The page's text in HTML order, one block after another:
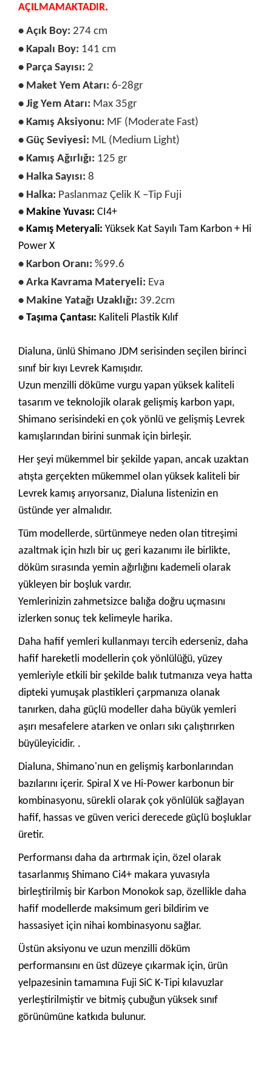
AÇILMAMAKTADIR.
• Açık Boy: 274 cm
• Kapalı Boy: 141 cm
• Parça Sayısı: 2
• Maket Yem Atarı: 6-28gr
• Jig Yem Atarı: Max 35gr
• Kamış Aksiyonu: MF (Moderate Fast)
• Güç Seviyesi: ML (Medium Light)
• Kamış Ağırlığı: 125 gr
• Halka Sayısı: 8
• Halka: Paslanmaz Çelik K –Tip Fuji
• Makine Yuvası: CI4+
• Kamış Meteryali: Yüksek Kat Sayılı Tam Karbon + Hi
Power X
• Karbon Oranı: %99.6
• Arka Kavrama Materyeli: Eva
• Makine Yatağı Uzaklığı: 39.2cm
• Taşıma Çantası: Kaliteli Plastik Kılıf
Dialuna, ünlü Shimano JDM serisinden seçilen birinci
sınıf bir kıyı Levrek Kamışıdır.
Uzun menzilli döküme vurgu yapan yüksek kaliteli
tasarım ve teknolojik olarak gelişmiş karbon yapı,
Shimano serisindeki en çok yönlü ve gelişmiş Levrek
kamışlarından birini sunmak için birleşir.
Her şeyi mükemmel bir şekilde yapan, ancak uzaktan
atışta gerçekten mükemmel olan yüksek kaliteli bir
Levrek kamış arıyorsanız, Dialuna listenizin en
üstünde yer almalıdır.
Tüm modellerde, sürtünmeye neden olan titreşimi
azaltmak için hızlı bir uç geri kazanımı ile birlikte,
döküm sırasında yemin ağırlığını kademeli olarak
yükleyen bir boşluk vardır.
Yemlerinizin zahmetsizce balığa doğru uçmasını
izlerken sonuç tek kelimeyle harika.
Daha hafif yemleri kullanmayı tercih ederseniz, daha
hafif hareketli modellerin çok yönlülüğü, yüzey
yemleriyle etkili bir şekilde balık tutmanıza veya hatta
dipteki yumuşak plastikleri çarpmanıza olanak
tanırken, daha güçlü modeller daha büyük yemleri
aşırı mesafelere atarken ve onları sıkı çalıştırırken
büyüleyicidir. .
Dialuna, Shimano'nun en gelişmiş karbonlarından
bazılarını içerir. Spiral X ve Hi-Power karbonun bir
kombinasyonu, sürekli olarak çok yönlülük sağlayan
hafif, hassas ve güven verici derecede güçlü boşluklar
üretir.
Performansı daha da artırmak için, özel olarak
tasarlanmış Shimano Ci4+ makara yuvasıyla
birleştirilmiş bir Karbon Monokok sap, özellikle daha
hafif modellerde maksimum geri bildirim ve
hassasiyet için nihai kombinasyonu sağlar.
Üstün aksiyonu ve uzun menzilli döküm
performansını en üst düzeye çıkarmak için, ürün
yelpazesinin tamamına Fuji SiC K-Tipi kılavuzlar
yerleştirilmiştir ve bitmiş çubuğun yüksek sınıf
görünümüne katkıda bulunur.